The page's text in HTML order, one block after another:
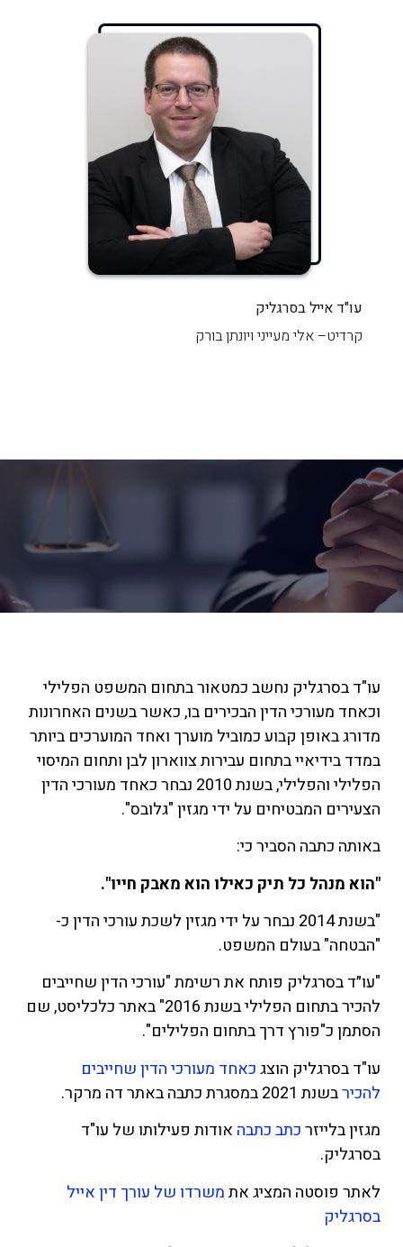
עו"ד איילבסרגליק
קרדיט–אלי מעייני ויונתןבורק
עו"ד בסרגליק נחשב כמטאור בתחום המשפט הפלילי
וכאחד מעורכי הדין הבכירים בו, כאשר בשנים האחרונות
מדורג באופן קבוע כמוביל מוערך ואחד המוערכים ביותר
במדד בידיאיי בתחום עבירות צווארון לבן ותחום המיסוי
הפלילי והפלילי, בשנת 2010 נבחר כאחד מעורכי הדין
הצעירים המבטיחים על ידי מגזין "גלובס".
באותה כתבה הסביר כי:
"הוא מנהל כל תיק כאילו הוא מאבק חייו".
"בשנת 2014 נבחר על ידי מגזין לשכת עורכי הדין כ-
"הבטחה" בעולם המשפט.
"עו״ד בסרגליק פותח את רשימת "עורכי הדין שחייבים
להכיר בתחום הפלילי בשנת 2016" באתר כלכליסט, שם
הסתמן כ"פורץ דרך בתחום הפלילים".
עו"ד בסרגליק הוצגכאחד מעורכי הדין שחייבים
להכירבשנת 2021 במסגרת כתבה באתר דה מרקר.
מגזין בלייזרכתב כתבה אודות פעילותו של עו"ד
בסרגליק.
לאתר פוסטה המציג אתמשרדו של עורך דין אייל
בסרגליק